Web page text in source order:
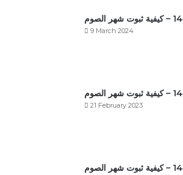
9 March 2024
21 February 2023